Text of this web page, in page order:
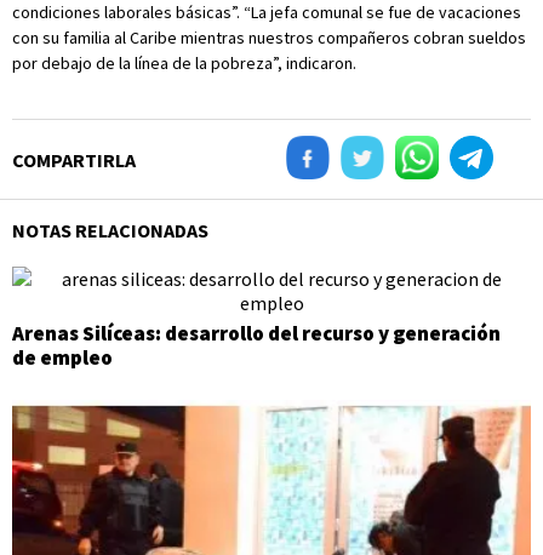
condiciones laborales básicas”. “La jefa comunal se fue de vacaciones
con su familia al Caribe mientras nuestros compañeros cobran sueldos
por debajo de la línea de la pobreza”, indicaron.
COMPARTIRLA
NOTAS RELACIONADAS
Arenas Silíceas: desarrollo del recurso y generación
de empleo